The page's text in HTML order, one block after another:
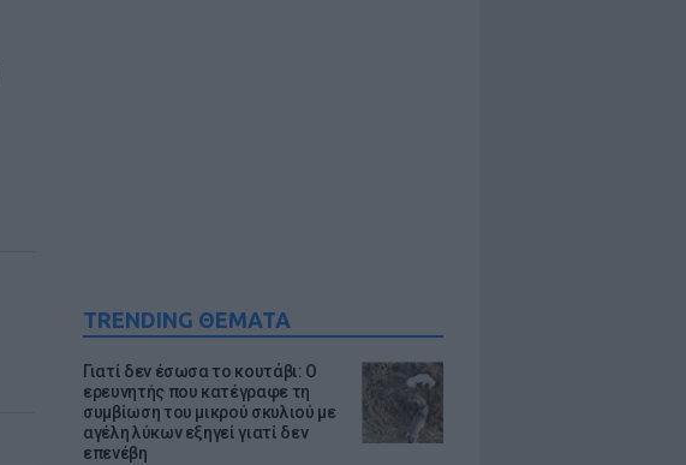
TRENDING ΘΕΜΑΤΑ
Γιατί δεν έσωσα το κουτάβι: Ο
ερευνητής που κατέγραφε τη
συμβίωση του μικρού σκυλιού με
αγέλη λύκων εξηγεί γιατί δεν
επενέβη